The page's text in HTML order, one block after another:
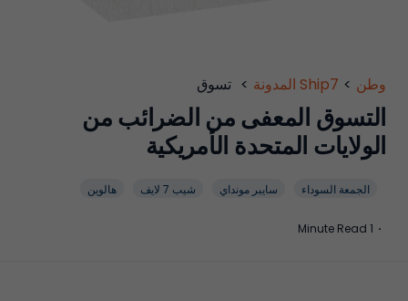
وطن > Ship7 المدونة > تسوق
التسوق المعفى من الضرائب من
الولايات المتحدة الأمريكية
الجمعة السوداء سايبر مونداي شيب 7 لايف هالوين
·
1 Minute Read